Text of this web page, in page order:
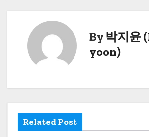
By 박지윤
yoon)
Related Post